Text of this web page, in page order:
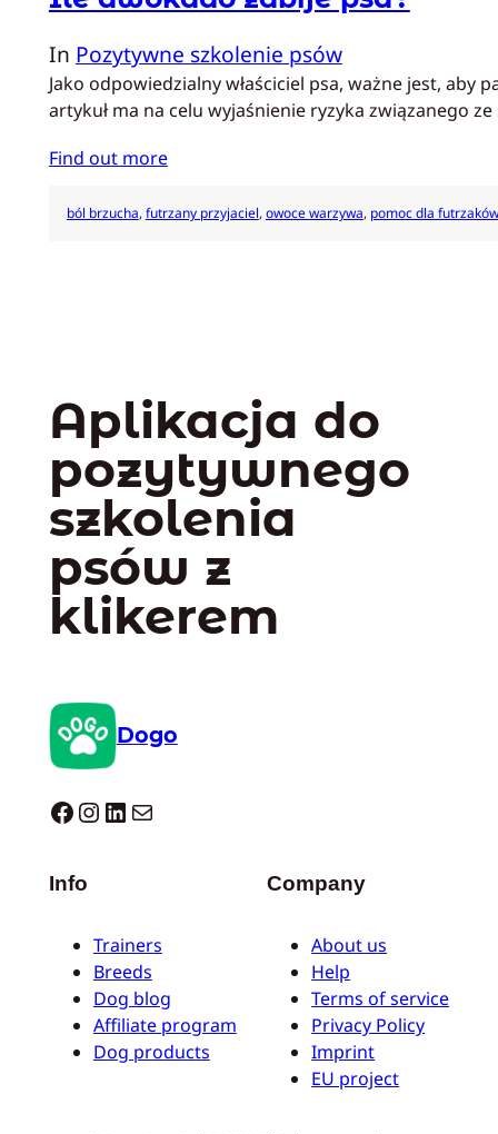
In Pozytywne szkolenie psów
Jako odpowiedzialny właściciel psa, ważne jest,
artykuł ma na celu wyjaśnienie ryzyka związanego
Find out more
ból brzucha, futrzany przyjaciel, owoce warzywa, pomoc dla futrzaków
Aplikacja do
pozytywnego
szkolenia
psów z
klikerem
Dogo
Dogo facebook InstagramLinkedIn Mail
Info
Trainers
Breeds
Dog blog
Affiliate program
Dog products
Company
About us
Help
Terms of service
Privacy Policy
Imprint
EU project